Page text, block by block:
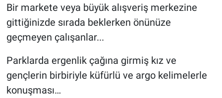
Bir markete veya büyük alışveriş merkezine
gittiğinizde sırada beklerken önünüze
geçmeyen çalışanlar...
Parklarda ergenlik çağına girmiş kız ve
gençlerin birbiriyle küfürlü ve argo kelimelerle
konuşması…